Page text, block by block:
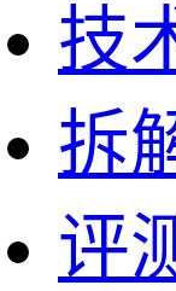
技
拆
评